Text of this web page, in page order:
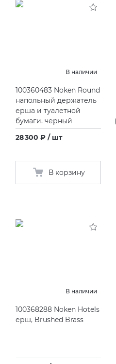
В наличии
100360483 Noken Round
напольный держатель
ерша и туалетной
бумаги, черный
28 300 ₽ / шт
В корзину
(
В наличии
100368288 Noken Hotels
ёрш, Brushed Brass